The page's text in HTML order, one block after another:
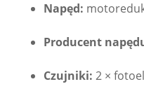
Napęd:
Producent
Czujniki: 2 ×